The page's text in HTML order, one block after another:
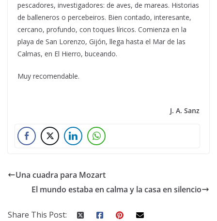
pescadores, investigadores: de aves, de mareas. Historias
de balleneros o percebeiros. Bien contado, interesante,
cercano, profundo, con toques líricos. Comienza en la
playa de San Lorenzo, Gijón, llega hasta el Mar de las
Calmas, en El Hierro, buceando.
Muy recomendable.
J. A. Sanz
Una cuadra para Mozart
El mundo estaba en calma y la casa en silencio
Share This Post: